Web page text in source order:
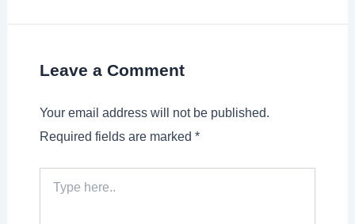
Leave a Comment
Your email address will not be published.
Required fields are marked *
here..